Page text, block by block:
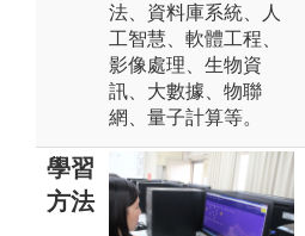
法、資料庫系統、人
工智慧、軟體工程、
影像處理、生物資
訊、大數據、物聯
網、量子計算等。
學習
方法